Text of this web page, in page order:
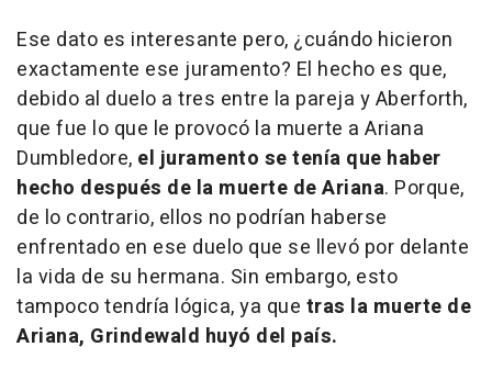
Ese dato es interesante pero, ¿cuándo hicieron
exactamente ese juramento? El hecho es que,
debido al duelo a tres entre la pareja y Aberforth,
que fue lo que le provocó la muerte a Ariana
Dumbledore, el juramento se tenía que haber
hecho después de la muerte de Ariana. Porque,
de lo contrario, ellos no podrían haberse
enfrentado en ese duelo que se llevó por delante
la vida de su hermana. Sin embargo, esto
tampoco tendría lógica, ya que tras la muerte de
Ariana, Grindewald huyó del país.